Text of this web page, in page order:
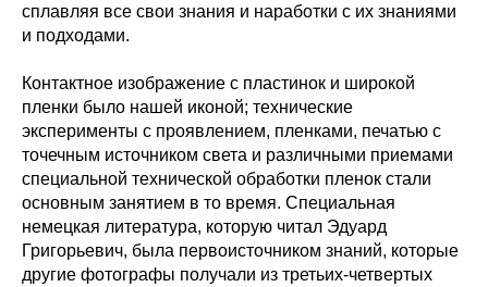
сплавляя все свои знания и наработки с их знаниями
и подходами.
Контактное изображение с пластинок и широкой
пленки было нашей иконой; технические
эксперименты с проявлением, пленками, печатью с
точечным источником света и различными приемами
специальной технической обработки пленок стали
основным занятием в то время. Специальная
немецкая литература, которую читал Эдуард
Григорьевич, была первоисточником знаний, которые
другие фотографы получали из третьих-четвертых